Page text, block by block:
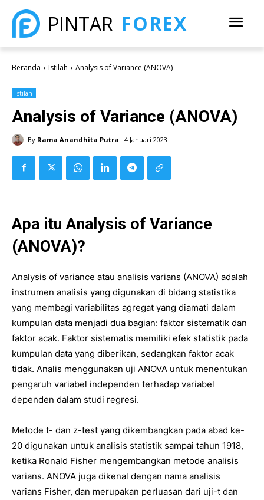
PINTAR FOREX
Beranda Istilah Analysis of Variance (ANOVA)
Istilah
Analysis of Variance (ANOVA)
By Rama Anandhita Putra 4 Januari 2023
Apa itu Analysis of Variance
(ANOVA)?
Analysis of variance atau analisis varians (ANOVA) adalah
instrumen analisis yang digunakan di bidang statistika
yang membagi variabilitas agregat yang diamati dalam
kumpulan data menjadi dua bagian: faktor sistematik dan
faktor acak. Faktor sistematis memiliki efek statistik pada
kumpulan data yang diberikan, sedangkan faktor acak
tidak. Analis menggunakan uji ANOVA untuk menentukan
pengaruh variabel independen terhadap variabel
dependen dalam studi regresi.
Metode t- dan z-test yang dikembangkan pada abad ke-
20 digunakan untuk analisis statistik sampai tahun 1918,
ketika Ronald Fisher mengembangkan metode analisis
varians. ANOVA juga dikenal dengan nama analisis
varians Fisher, dan merupakan perluasan dari uji-t dan